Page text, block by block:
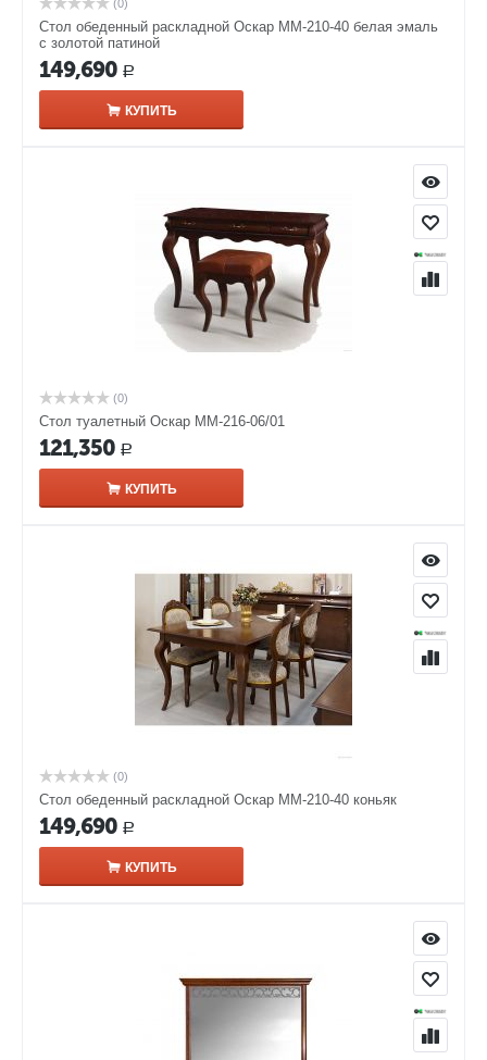
(0)
Стол обеденный раскладной Оскар ММ-210-40 белая эмаль
с золотой патиной
149,690 Р
КУПИТЬ
(0)
Стол туалетный Оскар ММ-216-06/01
121,350 Р
КУПИТЬ
(0)
Стол обеденный раскладной Оскар ММ-210-40 коньяк
149,690 Р
КУПИТЬ